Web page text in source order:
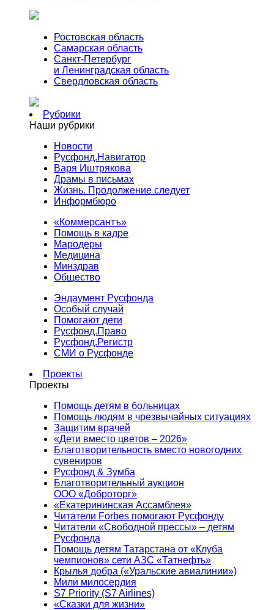
Ростовская область
Самарская область
Санкт-Петербург
и Ленинградская область
Свердловская область
Рубрики
Наши рубрики
Новости
Русфонд.Навигатор
Варя Иштрякова
Драмы в письмах
Жизнь. Продолжение следует
Информбюро
«Коммерсантъ»
Помощь в кадре
Мародеры
Медицина
Минздрав
Общество
Эндаумент Русфонда
Особый случай
Помогают дети
Русфонд.Право
Русфонд.Регистр
СМИ о Русфонде
Проекты
Проекты
Помощь детям в больницах
Помощь людям в чрезвычайных ситуациях
Защитим врачей
«Дети вместо цветов – 2026»
Благотворительность вместо новогодних
сувениров
Русфонд & Зумба
Благотворительный аукцион
ООО «Доброторг»
«Екатерининская Ассамблея»
Читатели Forbes помогают Русфонду
Читатели «Свободной прессы» – детям
Русфонда
Помощь детям Татарстана от «Клуба
чемпионов» сети АЗС «Татнефть»
Крылья добра («Уральские авиалинии»)
Мили милосердия
S7 Priority (S7 Airlines)
«Сказки для жизни»